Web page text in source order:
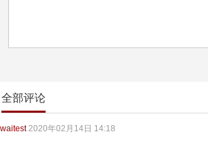
全部评论
waitest 2020年02月14日 14:18